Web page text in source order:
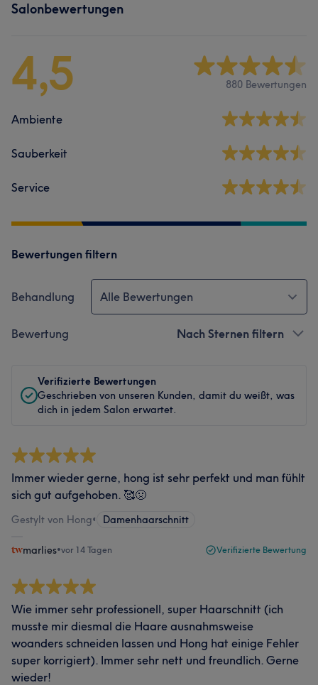
Salonbewertungen
4,5 880 Bewertungen
Ambiente
Sauberkeit
Service
Bewertungen filtern
Behandlung Alle Bewertungen
Bewertung Nach Sternen filtern
Verifizierte Bewertungen
Geschrieben von unseren Kunden, damit du weißt, was
dich in jedem Salon erwartet.
Immer wieder gerne, hong ist sehr perfekt und man fühlt
sich gut aufgehoben. 🥰🤢
Gestylt von Hong• Damenhaarschnitt
marlies•vor 14 Tagen Verifizierte Bewertung
Wie immer sehr professionell, super Haarschnitt (ich
musste mir diesmal die Haare ausnahmsweise
woanders schneiden lassen und Hong hat einige Fehler
super korrigiert). Immer sehr nett und freundlich. Gerne
wieder!